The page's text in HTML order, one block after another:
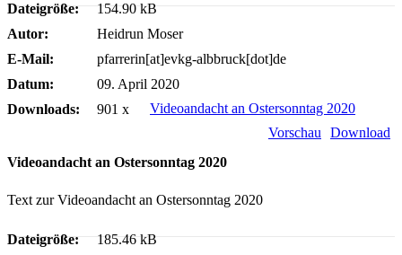
Dateigröße:
154.90 kB
Autor:
Heidrun Moser
E-Mail:
pfarrerin[at]evkg-albbruck[dot]de
Datum:
09. April 2020
Downloads:
901 x
Videoandacht an Ostersonntag 2020
Download
Vorschau
Videoandacht an Ostersonntag 2020
Text zur Videoandacht an Ostersonntag 2020
Dateigröße:
185.46 kB